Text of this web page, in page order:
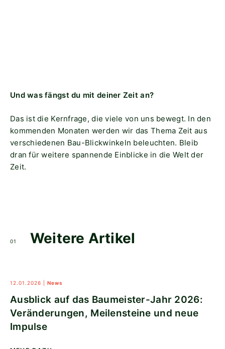
Und was fängst du mit deiner Zeit an?
Das ist die Kernfrage, die viele von uns bewegt. In den
kommenden Monaten werden wir das Thema Zeit aus
verschiedenen Bau-Blickwinkeln beleuchten. Bleib
dran für weitere spannende Einblicke in die Welt der
Zeit.
Weitere Artikel
12.01.2026 News
Ausblick auf das Baumeister-Jahr 2026:
Veränderungen, Meilensteine und neue
Impulse